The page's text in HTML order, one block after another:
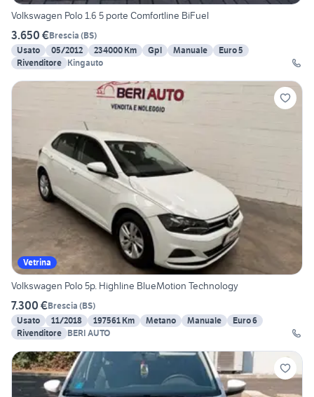
Volkswagen Polo 1.6 5 porte Comfortline BiFuel
3.650 €Brescia (BS)
Usato
05/2012 234000 Km Gpl Manuale
Euro 5
Rivenditore Kingauto
Vetrina
Volkswagen Polo 5p. Highline BlueMotion Technology
7.300 €Brescia (BS)
Usato
11/2018 197561 Km Metano Manuale
Euro 6
Rivenditore BERI AUTO